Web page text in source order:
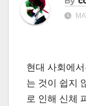
현대 사회에
는 것이 쉽지
로 인해 신체